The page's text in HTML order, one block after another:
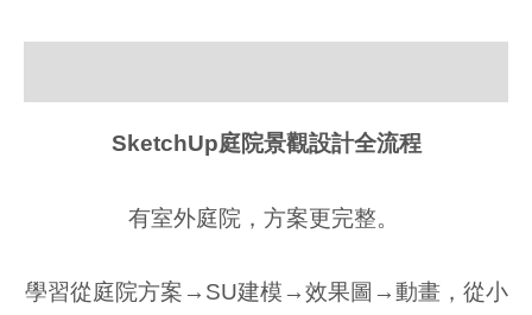
SketchUp庭院景觀設計全流程
有室外庭院，方案更完整。
學習從庭院方案→SU建模→效果圖→動畫，從小